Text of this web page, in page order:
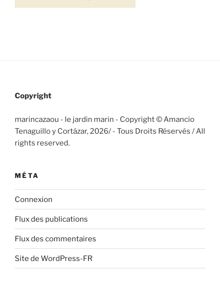
Copyright
marincazaou - le jardin marin - Copyright © Amancio
Tenaguillo y Cortázar, 2026/ - Tous Droits Réservés / All
rights reserved.
MÉTA
Connexion
Flux des publications
Flux des commentaires
Site de WordPress-FR